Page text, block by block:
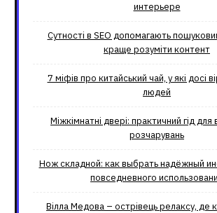
интерьере
Сутності в SEO допомагають
краще розуміти контент
7 міфів про китайський чай, у які досі
людей
Міжкімнатні двері: практичний гід
розчарувань
Нож складной: как выбрать надёжный
повседневного
Вілла Медова – острівець релаксу, де